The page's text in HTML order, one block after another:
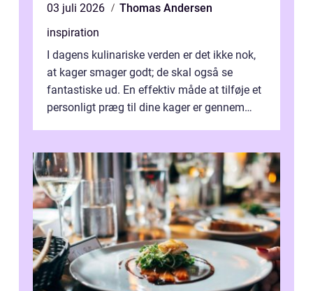
03 juli 2026
Thomas Andersen
inspiration
I dagens kulinariske verden er det ikke nok,
at kager smager godt; de skal også se
fantastiske ud. En effektiv måde at tilføje et
personligt præg til dine kager er gennem